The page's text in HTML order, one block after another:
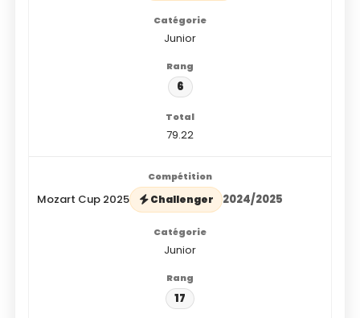
Junior
6
79.22
Mozart Cup 2025 Challenger 2024/2025
Junior
17